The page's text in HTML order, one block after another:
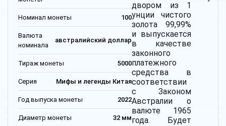
Номинал монеты 100
Валюта
номинала
австралийский доллар
Тираж монеты 5000
Серия Мифы и легенды Китая
Год выпуска монеты 2022
Диаметр монеты 32 мм
двором из 1
унции чистого
золота 99,99%
и выпускается
в качестве
законного
платежного
средства в
соответствии
с Законом
Австралии о
валюте 1965
года. Будет